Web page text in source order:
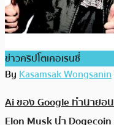
ข่าวคริปโตเคอเรนซี่
ByKasamsak Wongsanin
Ai ของ Google ทำนายอ
Elon Musk นำ Dogecoin